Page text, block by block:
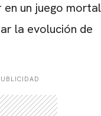
un juego mortal
la evolución de